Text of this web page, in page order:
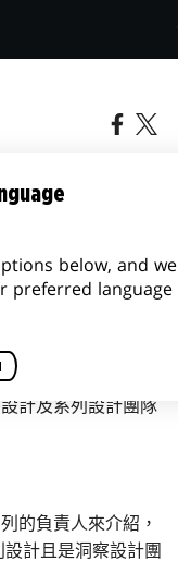
計及系列設計團隊
的負責人來介紹，
計且是洞察設計團
below, and we
preferred language